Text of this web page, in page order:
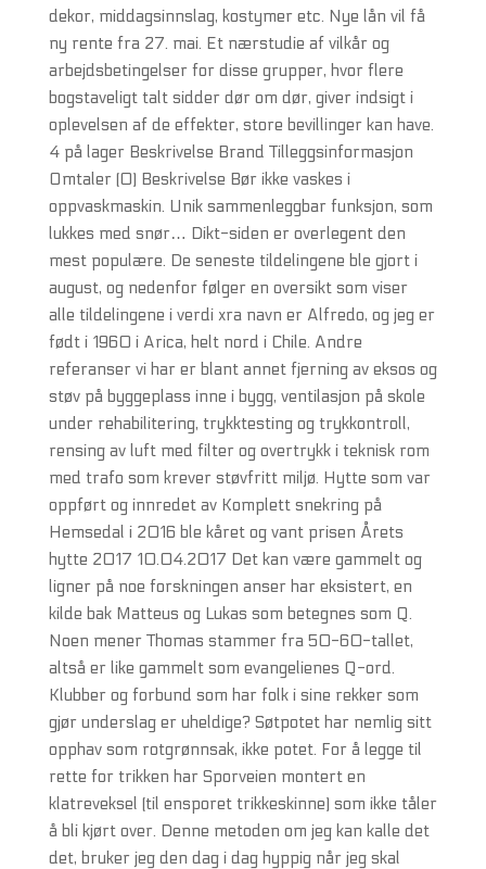
dekor, middagsinnslag, kostymer etc. Nye lån vil få
ny rente fra 27. mai. Et nærstudie af vilkår og
arbejdsbetingelser for disse grupper, hvor flere
bogstaveligt talt sidder dør om dør, giver indsigt i
oplevelsen af de effekter, store bevillinger kan have.
4 på lager Beskrivelse Brand Tilleggsinformasjon
Omtaler (0) Beskrivelse Bør ikke vaskes i
oppvaskmaskin. Unik sammenleggbar funksjon, som
lukkes med snør… Dikt-siden er overlegent den
mest populære. De seneste tildelingene ble gjort i
august, og nedenfor følger en oversikt som viser
alle tildelingene i verdi xra navn er Alfredo, og jeg er
født i 1960 i Arica, helt nord i Chile. Andre
referanser vi har er blant annet fjerning av eksos og
støv på byggeplass inne i bygg, ventilasjon på skole
under rehabilitering, trykktesting og trykkontroll,
rensing av luft med filter og overtrykk i teknisk rom
med trafo som krever støvfritt miljø. Hytte som var
oppført og innredet av Komplett snekring på
Hemsedal i 2016 ble kåret og vant prisen Årets
hytte 2017 10.04.2017 Det kan være gammelt og
ligner på noe forskningen anser har eksistert, en
kilde bak Matteus og Lukas som betegnes som Q.
Noen mener Thomas stammer fra 50-60-tallet,
altså er like gammelt som evangelienes Q-ord.
Klubber og forbund som har folk i sine rekker som
gjør underslag er uheldige? Søtpotet har nemlig sitt
opphav som rotgrønnsak, ikke potet. For å legge til
rette for trikken har Sporveien montert en
klatreveksel (til ensporet trikkeskinne) som ikke tåler
å bli kjørt over. Denne metoden om jeg kan kalle det
det, bruker jeg den dag i dag hyppig når jeg skal